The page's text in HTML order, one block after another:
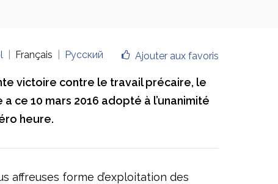
Ajouter aux favoris
Français Русский
victoire contre le travail précaire, le
ce 10 mars 2016 adopté à l’unanimité
heure.
affreuses forme d’exploitation des